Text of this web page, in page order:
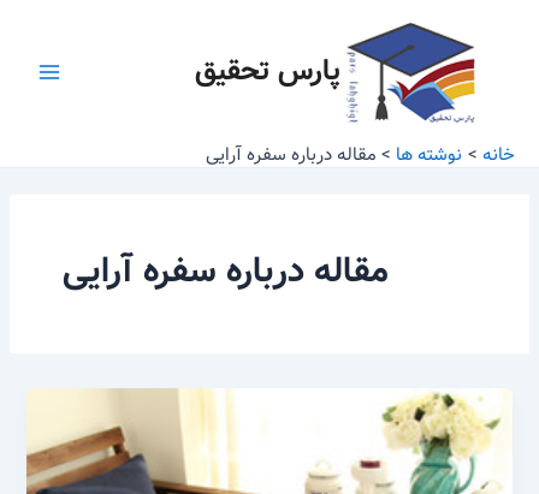
پارس تحقیق
خانه نوشته ها مقاله درباره سفره آرایی
مقاله درباره سفره آرایی